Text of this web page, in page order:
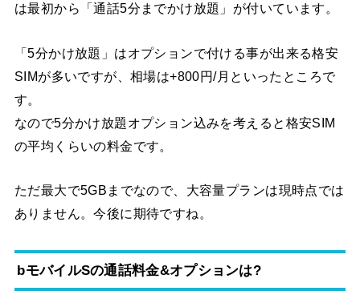
は最初から「通話5分までかけ放題」が付いています。
「5分かけ放題」はオプションで付ける事が出来る格安
SIMが多いですが、相場は+800円/月といったところで
す。
なので5分かけ放題オプション込みを考えると格安SIM
の平均くらいの料金です。
ただ最大で5GBまでなので、大容量プランは現時点では
ありません。今後に期待ですね。
bモバイルSの通話料金&オプションは?